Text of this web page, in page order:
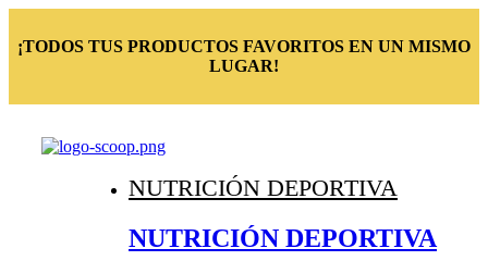
¡TODOS TUS PRODUCTOS FAVORITOS EN UN MISMO
LUGAR!
NUTRICIÓN DEPORTIVA
NUTRICIÓN DEPORTIVA